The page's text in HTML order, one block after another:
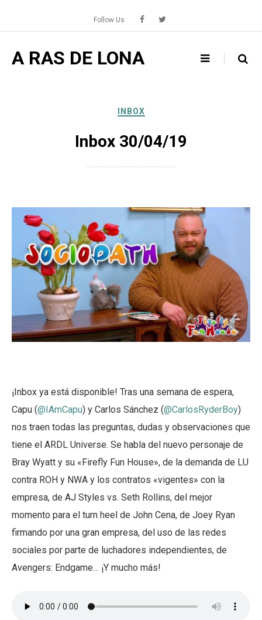
content
Follow Us
A RAS DE LONA
INBOX
Inbox 30/04/19
¡Inbox ya está disponible! Tras una semana de espera,
Capu (@IAmCapu) y Carlos Sánchez (@CarlosRyderBoy)
nos traen todas las preguntas, dudas y observaciones que
tiene el ARDL Universe. Se habla del nuevo personaje de
Bray Wyatt y su «Firefly Fun House», de la demanda de LU
contra ROH y NWA y los contratos «vigentes» con la
empresa, de AJ Styles vs. Seth Rollins, del mejor
momento para el turn heel de John Cena, de Joey Ryan
firmando por una gran empresa, del uso de las redes
sociales por parte de luchadores independientes, de
Avengers: Endgame… ¡Y mucho más!